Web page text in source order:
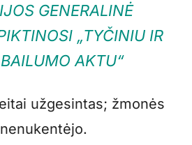
GENERALINĖ
„TYČINIU IR
AKTU“
užgesintas; žmonės